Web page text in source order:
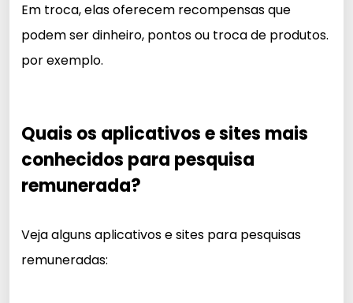
Em troca, elas oferecem recompensas que
podem ser dinheiro, pontos ou troca de produtos.
por exemplo.
Quais os aplicativos e sites mais
conhecidos para pesquisa
remunerada?
Veja alguns aplicativos e sites para pesquisas
remuneradas: